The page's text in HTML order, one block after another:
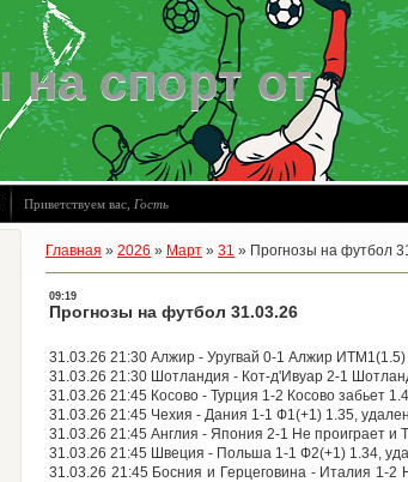
на спорт от
Приветствуем вас Гость
Главная » 2026 » Март » 31 » Прогнозы на футбол
09:19
Прогнозы на футбол 31.03.26
31.03.26 21:30 Алжир - Уругвай 0-1 Алжир ИТМ1(1.5)
31.03.26 21:30 Шотландия - Кот-д'Ивуар 2-1
31.03.26 21:45 Косово - Турция 1-2 Косово забьет
31.03.26 21:45 Чехия - Дания 1-1 Ф1(+1) 1.35,
31.03.26 21:45 Англия - Япония 2-1 Не проиграет и
31.03.26 21:45 Швеция - Польша 1-1 Ф2(+1) 1.34,
31.03.26 21:45 Босния и Герцеговина - Италия 1-